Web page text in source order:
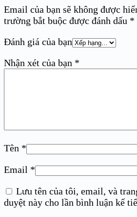
Email của bạn sẽ không được
trường bắt buộc được đánh dấu *
Đánh giá của bạn
Nhận xét của bạn *
Tên *
Email *
Lưu tên của tôi, email, và
duyệt này cho lần bình luận kế